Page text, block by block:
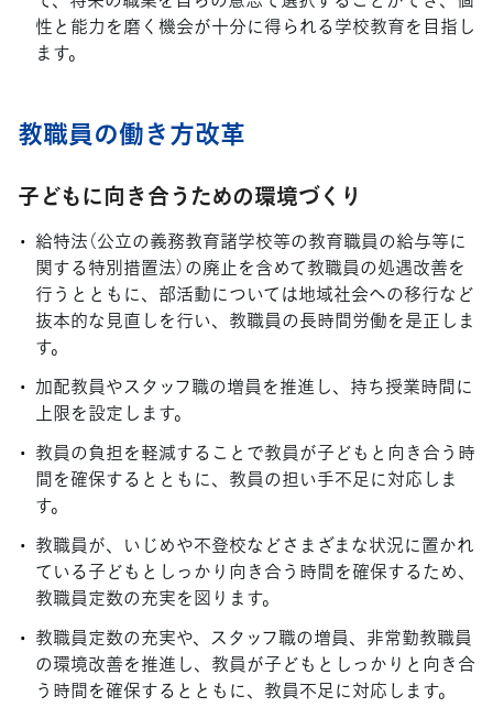
性と能力を磨く機会が十分に得られる学校教育を目指し
ます。
教職員の働き方改革
子どもに向き合うための環境づくり
給特法（公立の義務教育諸学校等の教育職員の給与等に
関する特別措置法）の廃止を含めて教職員の処遇改善を
行うとともに、部活動については地域社会への移行など
抜本的な見直しを行い、教職員の長時間労働を是正しま
す。
加配教員やスタッフ職の増員を推進し、持ち授業時間に
上限を設定します。
教員の負担を軽減することで教員が子どもと向き合う時
間を確保するとともに、教員の担い手不足に対応しま
す。
教職員が、いじめや不登校などさまざまな状況に置かれ
ている子どもとしっかり向き合う時間を確保するため、
教職員定数の充実を図ります。
教職員定数の充実や、スタッフ職の増員、非常勤教職員
の環境改善を推進し、教員が子どもとしっかりと向き合
う時間を確保するとともに、教員不足に対応します。